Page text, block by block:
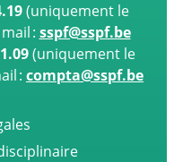
(uniquement le
: sspf@sspf.be
(uniquement le
: compta@sspf.be